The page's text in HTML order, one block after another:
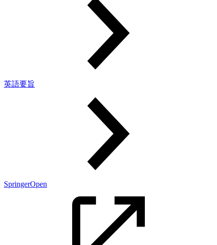
英語要旨
SpringerOpen